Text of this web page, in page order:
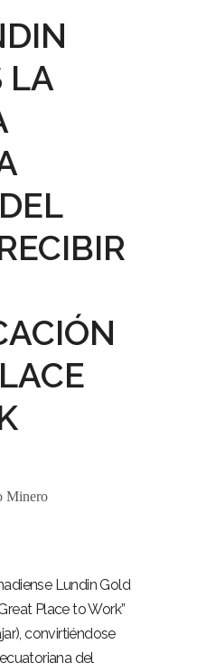
LA
Minero
Lundin Gold
Place to Work”
convirtiéndose
del